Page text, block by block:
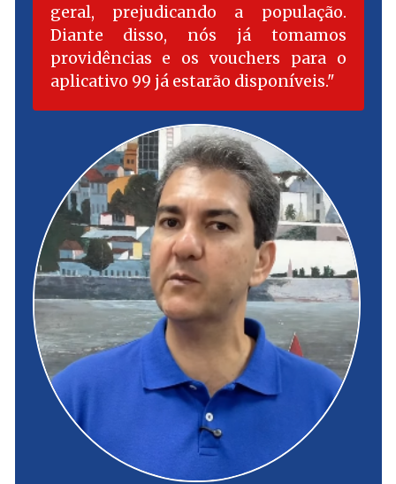
geral, prejudicando a população.
Diante disso, nós já tomamos
providências e os vouchers para o
aplicativo 99 já estarão disponíveis.